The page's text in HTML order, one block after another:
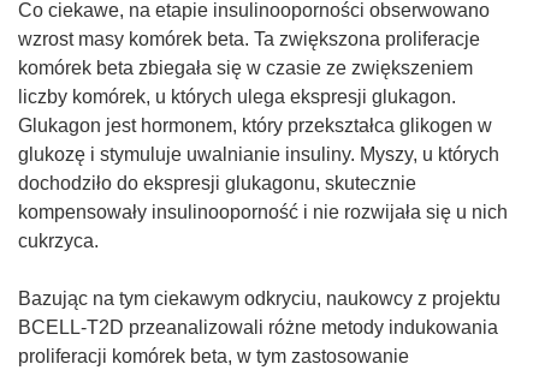
Co ciekawe, na etapie insulinooporności obserwowano
wzrost masy komórek beta. Ta zwiększona proliferacje
komórek beta zbiegała się w czasie ze zwiększeniem
liczby komórek, u których ulega ekspresji glukagon.
Glukagon jest hormonem, który przekształca glikogen w
glukozę i stymuluje uwalnianie insuliny. Myszy, u których
dochodziło do ekspresji glukagonu, skutecznie
kompensowały insulinooporność i nie rozwijała się u nich
cukrzyca.
Bazując na tym ciekawym odkryciu, naukowcy z projektu
BCELL-T2D przeanalizowali różne metody indukowania
proliferacji komórek beta, w tym zastosowanie